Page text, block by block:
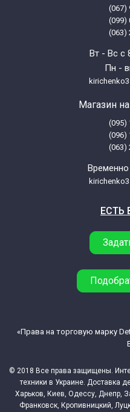
(067)
(099)
(063)
Вт - Вс с
Пн -
Магазин
(095)
(096)
(063)
Временно
ЕСТЬ
© 2018 Все права защищены.
техники в Украине. Доставка
Харьков, Киев, Одессу, Днепр,
Франковск, Кропивницкий,
«Права на торговую марку